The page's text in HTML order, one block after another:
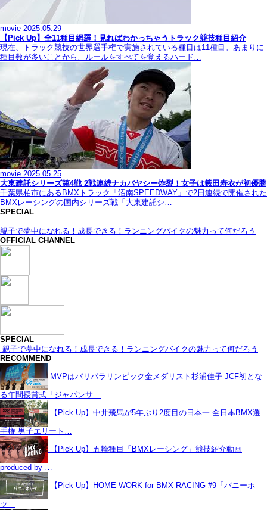
movie 2025.05.29
【Pick Up】全11種目網羅！見ればわかっちゃうトラック競技種目紹介
現在、トラック競技の世界選手権で実施されている種目は11種目。あまりに
種目数が多いことから、ルールをすべてを覚えるハード…
movie 2025.05.25
大東建託シリーズ第4戦 2戦連続ナカバヤシー炸裂！女子は籔田寿衣が初優勝
千葉県柏市にあるBMXトラック「沼南SPEEDWAY」で2日連続で開催された
BMXレーシングの国内シリーズ戦「大東建託シ…
SPECIAL
親子で夢中になれる！成長できる！ランニングバイクの魅力って何だろう
OFFICIAL CHANNEL
SPECIAL
親子で夢中になれる！成長できる！ランニングバイクの魅力って何だろう
RECOMMEND
MVPはパリパラリンピック金メダリスト杉浦佳子 JCF初とな
る年間授賞式「ジャパンサ…
【Pick Up】中井飛馬が5年ぶり2度目の日本一 全日本BMX選
手権 男子エリート…
【Pick Up】五輪種目「BMXレーシング」競技紹介動画
produced by …
【Pick Up】HOME WORK for BMX RACING #9「バニーホ
ッ…